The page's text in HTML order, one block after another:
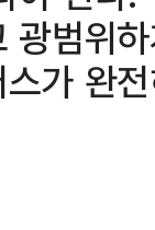
광범위
가 완